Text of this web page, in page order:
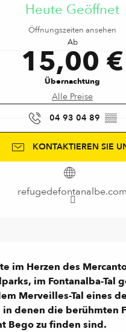
Heute Geöffnet
Öffnungszeiten ansehen
Ab
15,00 €
Übernachtung
Alle Preise
04 93 04 89 ▒▒
KONTAKTIEREN SIE
refugedefontanalbe.com
im Herzen des
im Fontanalba-Tal
Merveilles-Tal eines
in denen die berühmten
Bego zu finden sind.